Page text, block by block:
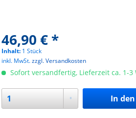
46,90 € *
Inhalt: 1 Stück
inkl. MwSt.zzgl. Versandkosten
Sofort versandfertig, Lieferzeit ca. 1-3
In den